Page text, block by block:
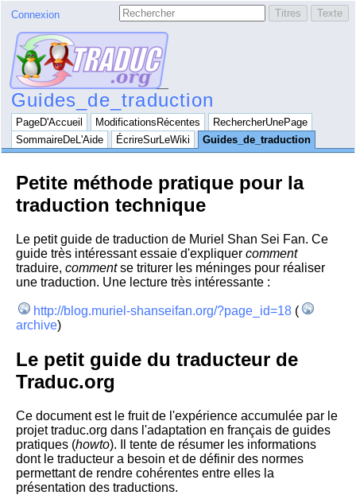
Connexion
Guides_de_traduction
PageD'Accueil ModificationsRécentes
RechercherUnePage
SommaireDeL'Aide
ÉcrireSurLeWiki Guides_de_traduction
Petite méthode pratique pour la
traduction technique
Le petit guide de traduction de Muriel Shan Sei Fan. Ce
guide très intéressant essaie d'expliquer comment
traduire, commentse triturer les méninges pour réaliser
une traduction. Une lecture très intéressante :
http://blog.muriel-shanseifan.org/?page_id=18 (
archive)
Le petit guide du traducteur de
Traduc.org
Ce document est le fruit de l'expérience accumulée par le
projet traduc.org dans l'adaptation en français de guides
pratiques (howto). Il tente de résumer les informations
dont le traducteur a besoin et de définir des normes
permettant de rendre cohérentes entre elles la
présentation des traductions.